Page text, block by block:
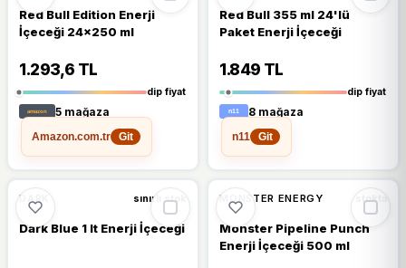
Red Bull Edition Enerji
İçeceği 24x250 ml
1.293,6 TL
dip fiyat
5 mağaza
Amazon.com.tr
Git
Red Bull 355 ml 24'lü
Paket Enerji İçeceği
1.849 TL
dip fiyat
8 mağaza
n11
Git
%64 %64 DÜŞTÜ
DARK sınırlı stok
Dark Blue 1 lt Enerji İçeceği
%48 🔥%48 DÜŞTÜ
MONSTER ENERGY stokta
Monster Pipeline Punch
Enerji İçeceği 500 ml